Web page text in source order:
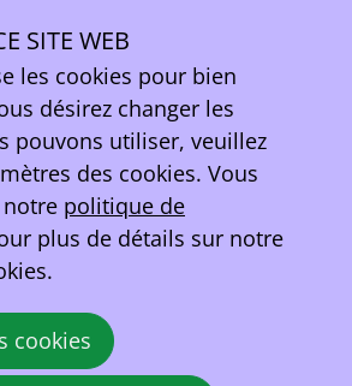
passe
SITE WEB
les cookies pour bien
désirez changer les
pouvons utiliser, veuillez
des cookies. Vous
politique de
plus de détails sur notre
cookies